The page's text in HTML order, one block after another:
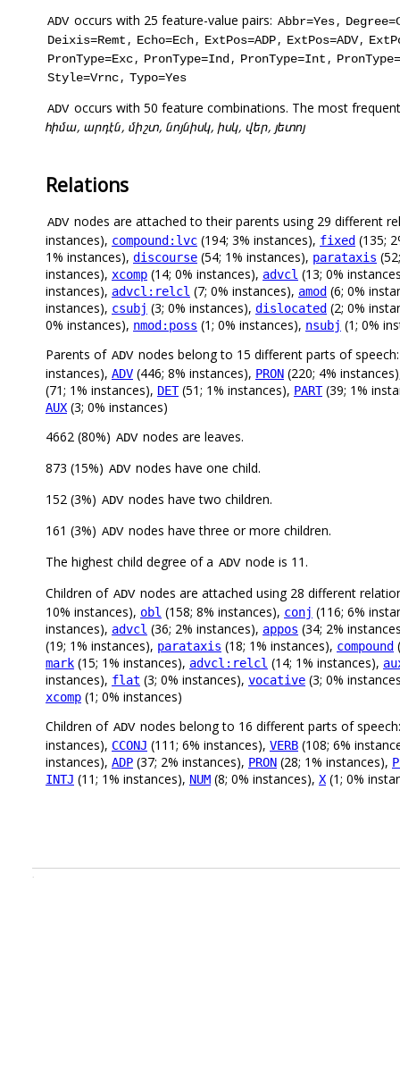
ADV occurs with 25 feature-value pairs: Abbr=Yes,
Deixis=Remt , Echo=Ech, ExtPos=ADP, ExtPos=ADV,
PronType=Exc, PronType=Ind , PronType=Int ,
Style=Vrnc, Typo=Yes
ADV occurs with 50 feature combinations. The most
հիմա, արդէն, միշտ, նոյնիսկ, իսկ, վեր, յետոյ
Relations
ADV nodes are attached to their parents using 29 different
instances), compound:lvc (194; 3% instances), fixed (135;
1% instances), discourse (54; 1% instances), parataxis
instances), xcomp (14; 0% instances), advcl (13; 0%
instances), advcl:relcl (7; 0% instances), amod (6; 0%
instances), csubj (3; 0% instances), dislocated (2; 0%
0% instances), nmod:poss (1; 0% instances), nsubj (1; 0%
Parents of ADV nodes belong to 15 different parts of
instances), ADV (446; 8% instances), PRON (220; 4%
(71; 1% instances), DET(51; 1% instances), PART(39; 1%
AUX (3; 0% instances)
4662 (80%) ADV nodes are leaves.
873 (15%) ADV nodes have one child.
152 (3%) ADV nodes have two children.
161 (3%) ADV nodes have three or more children.
The highest child degree of a ADV node is 11.
Children of ADV nodes are attached using 28 different
10% instances), obl (158; 8% instances), conj (116; 6%
instances), advcl (36; 2% instances), appos (34; 2%
(19; 1% instances), parataxis (18; 1% instances), compound
mark (15; 1% instances), advcl:relcl (14; 1% instances),
instances), flat (3; 0% instances), vocative (3; 0%
xcomp (1; 0% instances)
Children of ADV nodes belong to 16 different parts of
instances), CCONJ (111; 6% instances), VERB (108; 6%
instances), ADP (37; 2% instances), PRON (28; 1% instances),
INTJ (11; 1% instances), NUM (8; 0% instances), X (1; 0%
.